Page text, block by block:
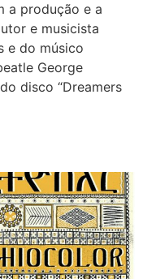
a produção e a
e musicista
e do músico
George
disco “Dreamers